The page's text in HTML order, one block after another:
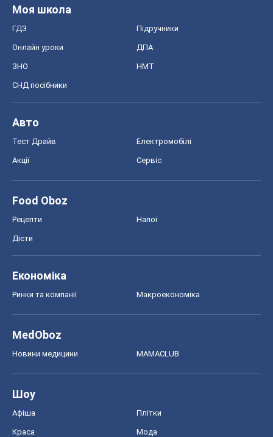
Моя школа
ГДЗ Підручники
Онлайн уроки ДПА
ЗНО НМТ
СНД посібники
Авто
Тест Драйв Електромобілі
Акції Сервіс
Food Oboz
Рецепти Напої
Дієти
Економіка
Ринки та компанії Макроекономіка
MedOboz
Новини медицини MAMACLUB
Шоу
Афіша Плітки
Краса Мода